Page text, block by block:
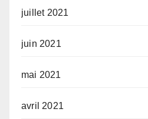
juillet 2021
juin 2021
mai 2021
avril 2021